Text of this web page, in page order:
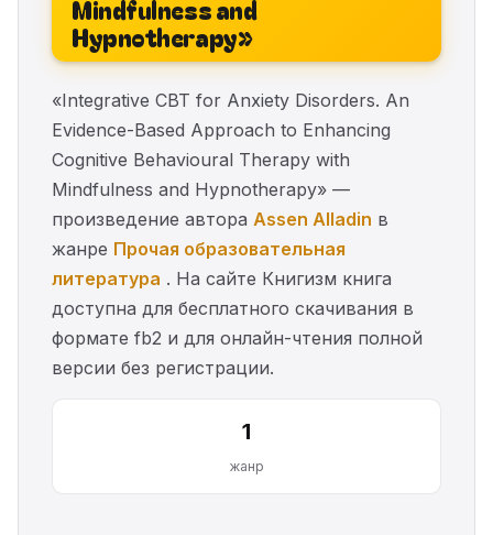
Mindfulness and
Hypnotherapy»
«Integrative CBT for Anxiety Disorders. An
Evidence-Based Approach to Enhancing
Cognitive Behavioural Therapy with
Mindfulness and Hypnotherapy» —
произведение автора Assen Alladin в
жанре Прочая образовательная
литература . На сайте Книгизм книга
доступна для бесплатного скачивания в
формате fb2 и для онлайн-чтения полной
версии без регистрации.
1
жанр